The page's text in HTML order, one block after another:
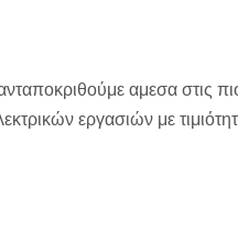
αμεσα στις πιο
εργασιών με